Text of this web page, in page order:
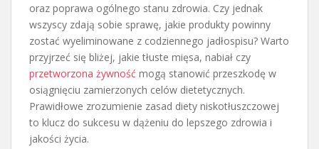
oraz poprawa ogólnego stanu zdrowia. Czy jednak
wszyscy zdają sobie sprawę, jakie produkty powinny
zostać wyeliminowane z codziennego jadłospisu? Warto
przyjrzeć się bliżej, jakie tłuste mięsa, nabiał czy
przetworzona żywność mogą stanowić przeszkodę w
osiągnięciu zamierzonych celów dietetycznych.
Prawidłowe zrozumienie zasad diety niskotłuszczowej
to klucz do sukcesu w dążeniu do lepszego zdrowia i
jakości życia.